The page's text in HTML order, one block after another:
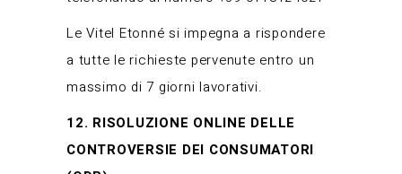
Le Vitel Etonné si impegna a rispondere
a tutte le richieste pervenute entro un
massimo di 7 giorni lavorativi.
12. RISOLUZIONE ONLINE DELLE
CONTROVERSIE DEI CONSUMATORI